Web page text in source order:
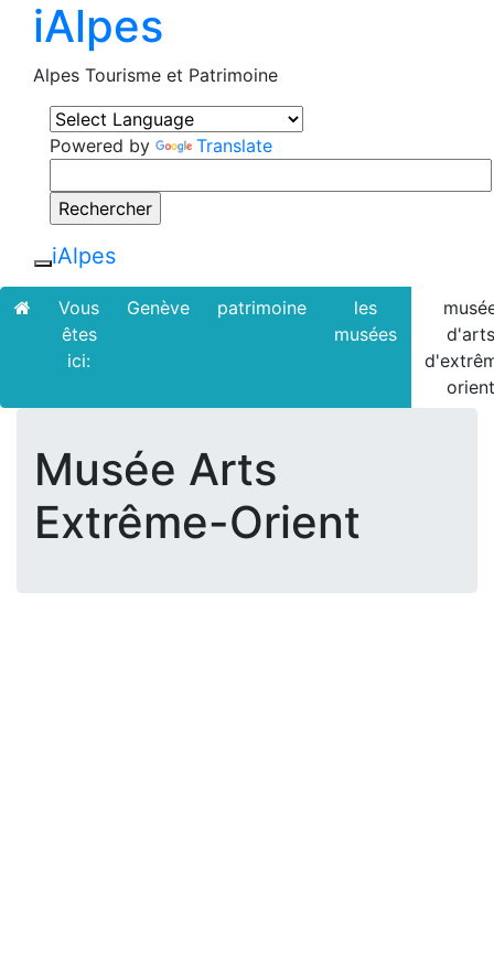
iAlpes
Alpes Tourisme et Patrimoine
Powered by Translate
iAlpes
Vous
êtes
ici:
Genève patrimoine
les
musées
d'arts
orient
Musée Arts
Extrême-Orient